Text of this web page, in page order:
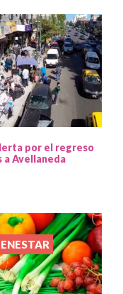
por el regreso
a Avellaneda